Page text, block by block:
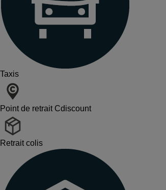
Taxis
Point de retrait Cdiscount
Retrait colis